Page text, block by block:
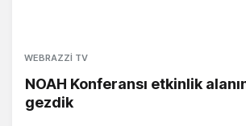
WEBRAZZI TV
NOAH Konferansı etkinlik
gezdik